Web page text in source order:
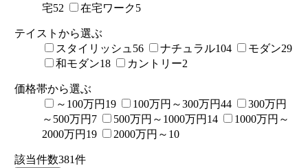
宅52 在宅ワーク5
テイストから選ぶ
スタイリッシュ 56 ナチュラル104 モダン29
和モダン18 カントリー2
価格帯から選ぶ
～100万円 19 100万円～300万円44
300万円
～500万円 7 500万円～1000万円 14
1000万円～
2000万円 19 2000万円～ 10
該当件数381件